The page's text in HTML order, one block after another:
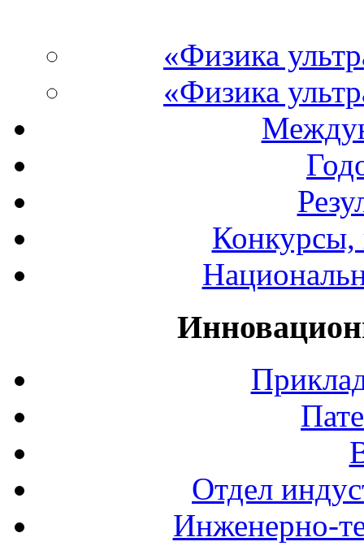
«Физика
«Физика
Конкурсы,
Отдел
Инженерно-